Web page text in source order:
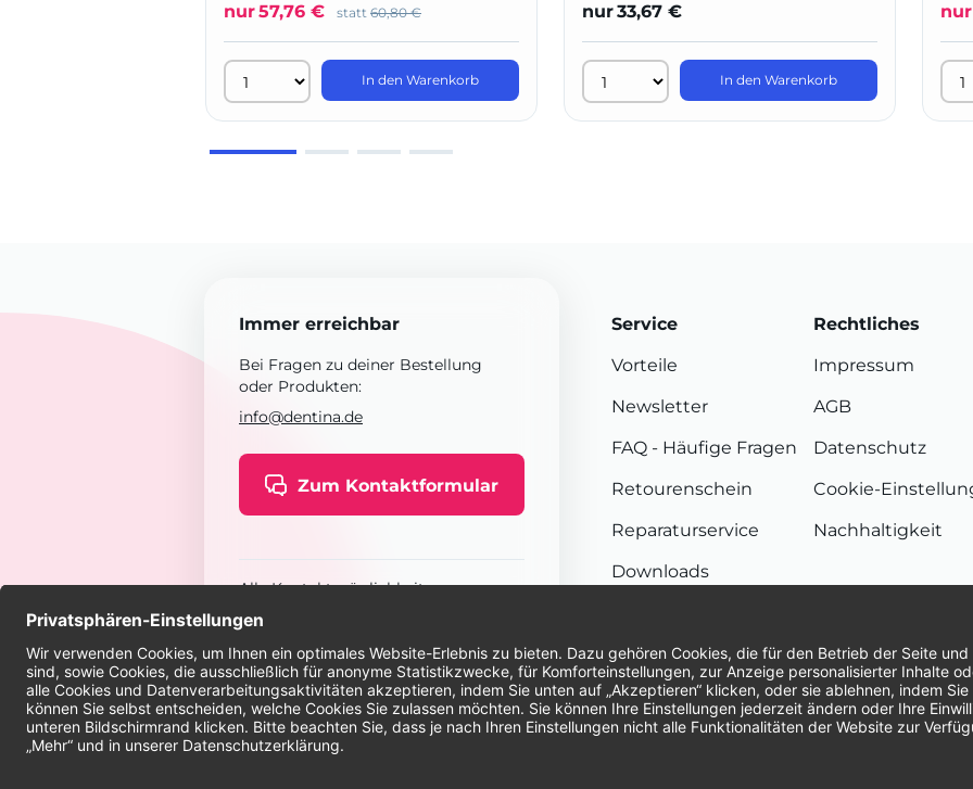
nur57,76 € statt 60,80 €
In den Warenkorb
nur33,67 €
In den Warenkorb
nur
Immer erreichbar
Bei Fragen zu deiner Bestellung
oder Produkten:
info@dentina.de
Zum Kontaktformular
Alle Kontaktmöglichkeiten
Service
Vorteile
Newsletter
FAQ - Häufige Fragen
Retourenschein
Reparaturservice
Downloads
Rechtliches
Impressum
AGB
Datenschutz
Cookie-
Nachhaltigkeit